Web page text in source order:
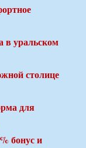
в уральском
столице
для
бонус и